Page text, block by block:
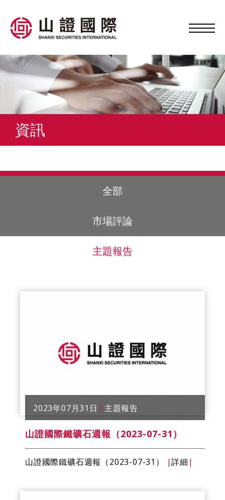
資訊
全部
市場評論
主題報告
2023年07月31日 主題報告
山證國際鐵礦石週報（2023-07-31）
山證國際鐵礦石週報（2023-07-31） |詳細 |